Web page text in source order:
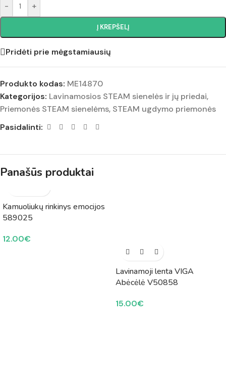
- +
Į KREPŠELĮ
Pridėti prie mėgstamiausių
Produkto kodas: ME14870
Kategorijos: Lavinamosios STEAM sienelės ir jų priedai,
Priemonės STEAM sienelėms, STEAM ugdymo priemonės
Pasidalinti:
Panašūs produktai
Kamuoliukų rinkinys emocijos
589025
12.00€
Lavinamoji lenta VIGA
Abėcėlė V50858
15.00€